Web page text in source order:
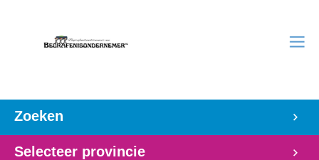
Zoeken
Selecteer provincie